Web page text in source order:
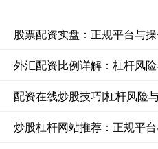
股票配资实盘：正规平台与
外汇配资比例详解：杠杆风
配资在线炒股技巧|杠杆风险
炒股杠杆网站推荐：正规平